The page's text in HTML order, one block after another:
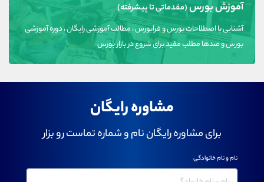
آموزش بورس(مقدماتی تا پیشرفته)
آشنایی با اصطلاحات بورس و فرابورس ، مطالب آموزشی رایگان ، دوره آموزشی
بورس و صدها مطلب مفید برای شروع در بازار بورس
مشاوره رایگان
برای مشاوره رایگان نام و شماره تماست رو بزار
نام و نام خانوادگی